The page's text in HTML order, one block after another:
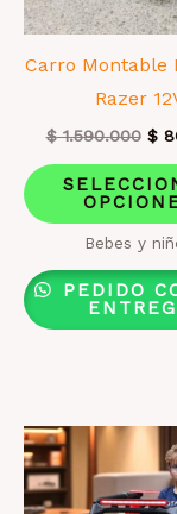
Carro Montable
Razer
$1.590.000 El
era:
$
$
Bebes y
PEDIDO